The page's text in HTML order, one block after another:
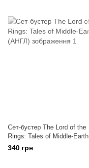
Сет-бустер The Lord of the
Rings: Tales of Middle-Earth
(АНГЛ)
340 грн